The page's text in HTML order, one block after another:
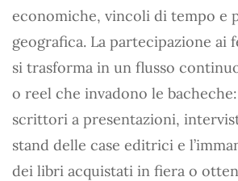
economiche, vincoli di tempo e
geografica. La partecipazione ai
si trasforma in un flusso
o reel che invadono le
scrittori a presentazioni,
stand delle case editrici e
dei libri acquistati in fiera o